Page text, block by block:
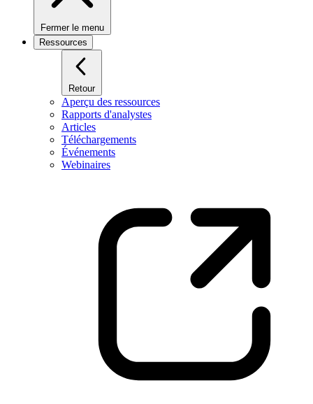
Fermer le menu
Ressources
Retour
Aperçu des ressources
Rapports d'analystes
Articles
Téléchargements
Événements
Webinaires